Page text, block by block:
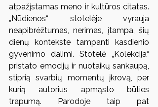
atpažįstamas meno ir kultūros citatas.
„Nūdienos“ stotelėje vyrauja
neapibrėžtumas, nerimas, įtampa, šių
dienų kontekste tampanti kasdienio
gyvenimo dalimi. Stotelė „Kolekcija“
pristato emocijų ir nuotaikų sankaupą,
stiprią svarbių momentų įkrovą, per
kurią autorius apmąsto būties
trapumą. Parodoje taip pat